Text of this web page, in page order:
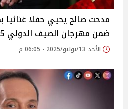
مدحت صالح يحيي حفلا غنائيا
ضمن مهرجان الصيف الدولي 2025‎
الأحد 13/يوليو/2025 - 06:05 م